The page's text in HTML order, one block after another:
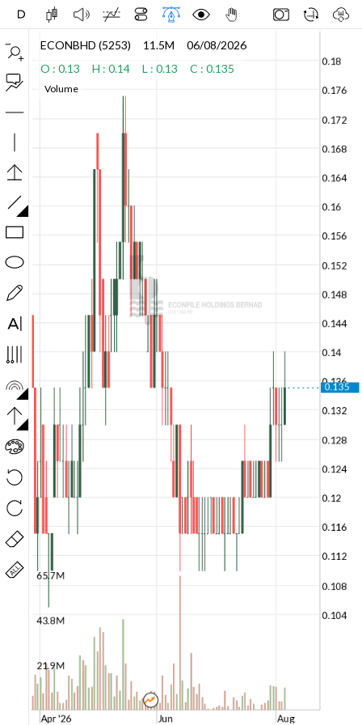
ECONBHD (5253) 11.5M
06/08/2026
O : 0.13
H : 0.14 L : 0.13 C : 0.135
Volume